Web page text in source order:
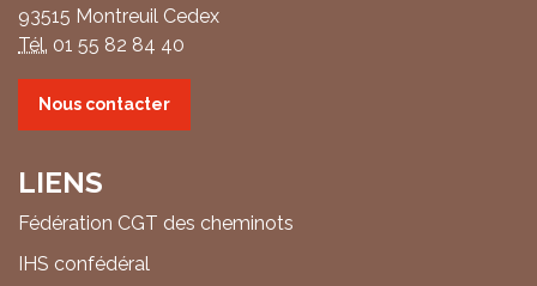
93515 Montreuil Cedex
Tél. 01 55 82 84 40
Nous contacter
LIENS
Fédération CGT des cheminots
IHS confédéral